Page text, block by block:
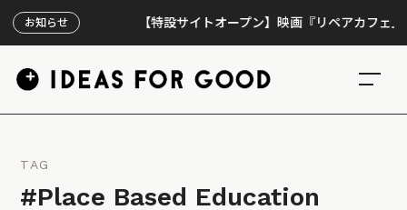
お知らせ 【特設サイトオープン】映画『リペアカフェ』、上
TAG
#Place Based Education